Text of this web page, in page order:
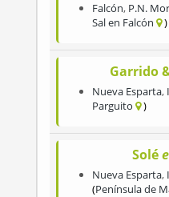
Falcón, P.N.
Sal en Falcón
Garrido
Nueva Esparta,
Parguito
Solé
Nueva Esparta,
Península de